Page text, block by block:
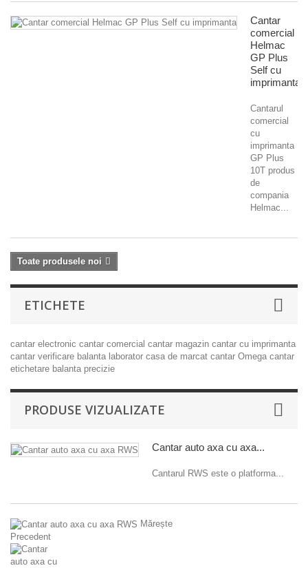
Cantar
comercial
Helmac
GP Plus
Self cu
imprimanta
Cantarul
comercial
cu
imprimanta
GP Plus
10T produs
de
compania
Helmac...
Toate produsele noi
ETICHETE
cantar electronic cantar comercial cantar magazin cantar cu imprimanta
cantar verificare balanta laborator casa de marcat cantar Omega cantar
etichetare balanta precizie
PRODUSE VIZUALIZATE
Cantar auto axa cu axa...
Cantarul RWS este o platforma...
Mărește
Precedent